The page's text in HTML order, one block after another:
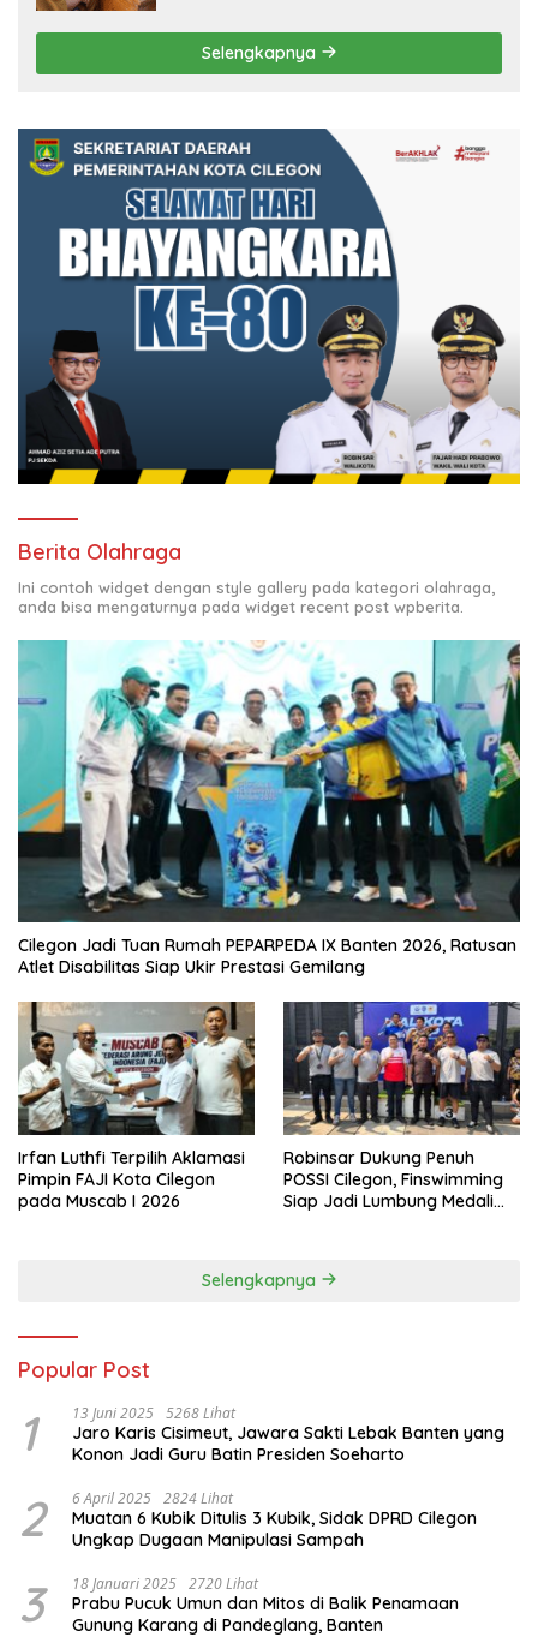
Selengkapnya
Berita Olahraga
Ini contoh widget dengan style gallery pada kategori olahraga,
anda bisa mengaturnya pada widget recent post wpberita.
Cilegon Jadi Tuan Rumah PEPARPEDA IX Banten 2026, Ratusan
Atlet Disabilitas Siap Ukir Prestasi Gemilang
Irfan Luthfi Terpilih Aklamasi
Pimpin FAJI Kota Cilegon
pada Muscab I 2026
Robinsar Dukung Penuh
POSSI Cilegon, Finswimming
Siap Jadi Lumbung Medali
Selengkapnya
Popular Post
1 13 Juni 2025 5268 Lihat
Jaro Karis Cisimeut, Jawara Sakti Lebak Banten yang
Konon Jadi Guru Batin Presiden Soeharto
2 6 April 2025 2824 Lihat
Muatan 6 Kubik Ditulis 3 Kubik, Sidak DPRD Cilegon
Ungkap Dugaan Manipulasi Sampah
3 18 Januari 2025 2720 Lihat
Prabu Pucuk Umun dan Mitos di Balik Penamaan
Gunung Karang di Pandeglang, Banten